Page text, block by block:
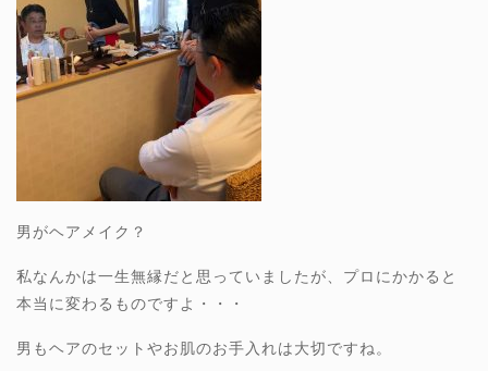
男がヘアメイク？
私なんかは一生無縁だと思っていましたが、プロにかかると
本当に変わるものですよ・・・
男もヘアのセットやお肌のお手入れは大切ですね。